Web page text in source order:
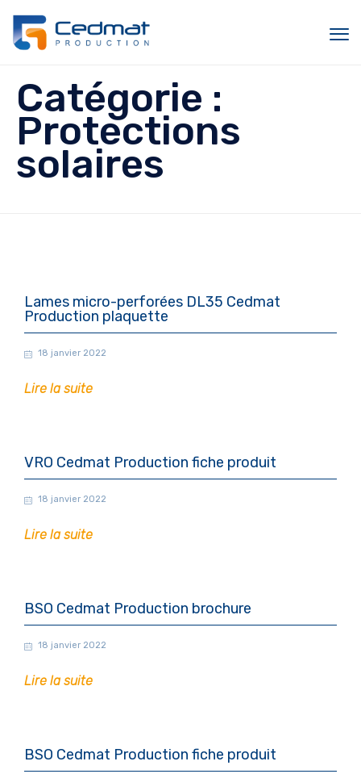
Catégorie :
Protections
solaires
Lames micro-perforées DL35 Cedmat
Production plaquette
18 janvier 2022
Lire la suite
VRO Cedmat Production fiche produit
18 janvier 2022
Lire la suite
BSO Cedmat Production brochure
18 janvier 2022
Lire la suite
BSO Cedmat Production fiche produit